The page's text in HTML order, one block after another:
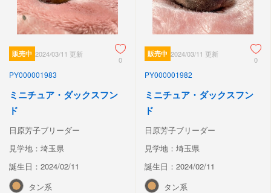
販売中 2024/03/11 更新
0
PY000001983
ミニチュア・ダックスフン
ド
日原芳子ブリーダー
見学地：埼玉県
誕生日：2024/02/11
タン系
販売中 2024/03/11 更新
0
PY000001982
ミニチュア・ダックスフン
ド
日原芳子ブリーダー
見学地：埼玉県
誕生日：2024/02/11
タン系